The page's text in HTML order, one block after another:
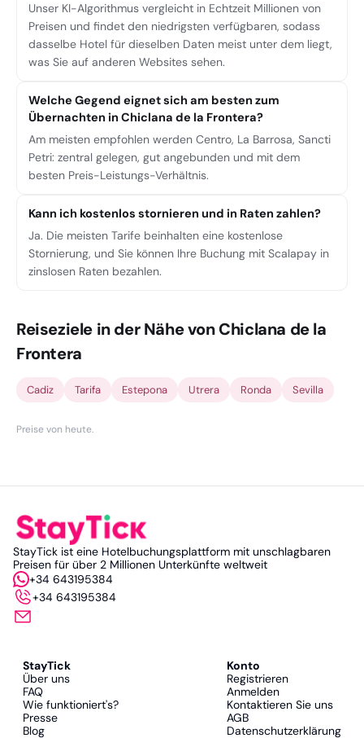
Unser KI-Algorithmus vergleicht in Echtzeit Millionen von
Preisen und findet den niedrigsten verfügbaren, sodass
dasselbe Hotel für dieselben Daten meist unter dem liegt,
was Sie auf anderen Websites sehen.
Welche Gegend eignet sich am besten zum
Übernachten in Chiclana de la Frontera?
Am meisten empfohlen werden Centro, La Barrosa, Sancti
Petri: zentral gelegen, gut angebunden und mit dem
besten Preis-Leistungs-Verhältnis.
Kann ich kostenlos stornieren und in Raten zahlen?
Ja. Die meisten Tarife beinhalten eine kostenlose
Stornierung, und Sie können Ihre Buchung mit Scalapay in
zinslosen Raten bezahlen.
Reiseziele in der Nähe von Chiclana de la
Frontera
Cadiz Tarifa Estepona Utrera Ronda Sevilla
Preise von heute.
StayTick ist eine Hotelbuchungsplattform mit unschlagbaren
Preisen für über 2 Millionen Unterkünfte weltweit
+34 643195384
+34 643195384
StayTick
Über uns
FAQ
Wie funktioniert's?
Presse
Blog
Konto
Registrieren
Anmelden
Kontaktieren Sie uns
AGB
Datenschutzerklärung